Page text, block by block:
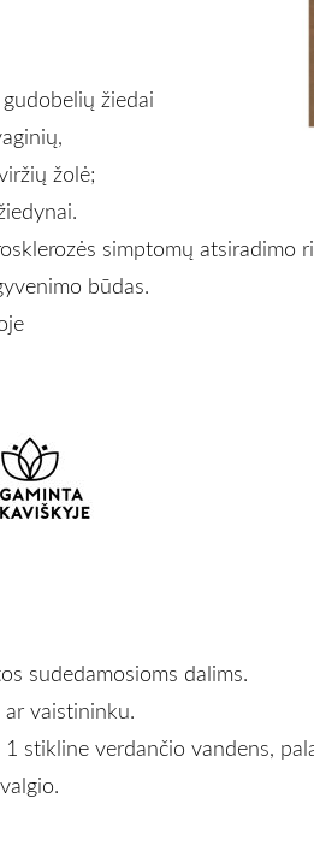
žiedai
žolė;
simptomų atsiradimo
būdas.
sudedamosioms dalims.
vaistininku.
stikline verdančio vandens,